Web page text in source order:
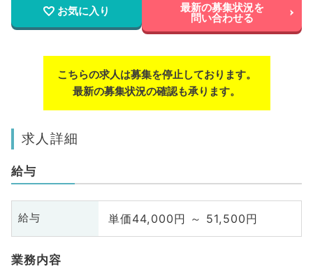
お気に入り 最新の募集状況を
問い合わせる
こちらの求人は募集を停止しております。
最新の募集状況の確認も承ります。
求人詳細
給与
給与 単価44,000円 ～ 51,500円
業務内容